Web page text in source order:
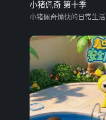
小猪佩奇 第十季
小猪佩奇愉快的日常生活